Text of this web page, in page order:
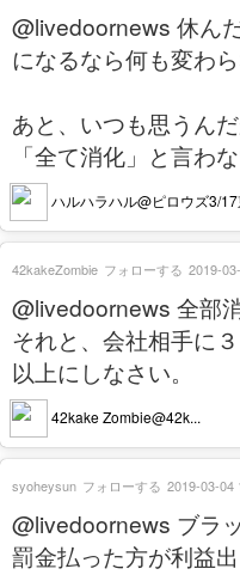
@livedoornews 休ん
になるなら何も変わ
あと、いつも思うん
「全て消化」と言わ
ハルハラハル@ピロウズ3/17
@livedoornews 全部
それと、会社相手に
以上にしなさい。
42kake Zombie@42k...
42kakeZombie フォローする 2019-
@livedoornews ブラ
罰金払った方が利益出
syoheysun フォローする 2019-03-04